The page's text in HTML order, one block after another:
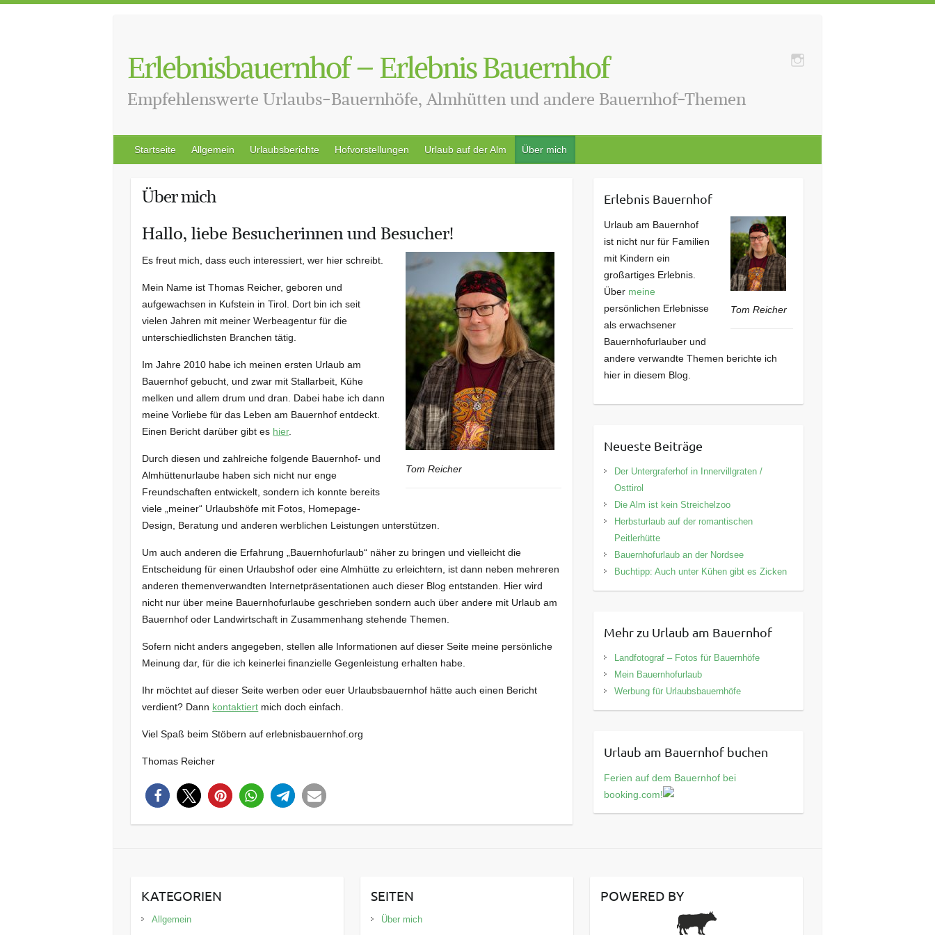
Erlebnisbauernhof – Erlebnis Bauernhof
Empfehlenswerte Urlaubs-Bauernhöfe, Almhütten und andere Bauernhof-Themen
Startseite Allgemein Urlaubsberichte Hofvorstellungen Urlaub auf der Alm Über mich
Über mich
Hallo, liebe Besucherinnen und Besucher!
Tom Reicher
Es freut mich, dass euch interessiert, wer hier schreibt.
Mein Name ist Thomas Reicher, geboren und
aufgewachsen in Kufstein in Tirol. Dort bin ich seit
vielen Jahren mit meiner Werbeagentur für die
unterschiedlichsten Branchen tätig.
Im Jahre 2010 habe ich meinen ersten Urlaub am
Bauernhof gebucht, und zwar mit Stallarbeit, Kühe
melken und allem drum und dran. Dabei habe ich dann
meine Vorliebe für das Leben am Bauernhof entdeckt.
Einen Bericht darüber gibt es hier.
Durch diesen und zahlreiche folgende Bauernhof- und
Almhüttenurlaube haben sich nicht nur enge
Freundschaften entwickelt, sondern ich konnte bereits
viele „meiner“ Urlaubshöfe mit Fotos, Homepage-
Design, Beratung und anderen werblichen Leistungen unterstützen.
Um auch anderen die Erfahrung „Bauernhofurlaub“ näher zu bringen und vielleicht die
Entscheidung für einen Urlaubshof oder eine Almhütte zu erleichtern, ist dann neben mehreren
anderen themenverwandten Internetpräsentationen auch dieser Blog entstanden. Hier wird
nicht nur über meine Bauernhofurlaube geschrieben sondern auch über andere mit Urlaub am
Bauernhof oder Landwirtschaft in Zusammenhang stehende Themen.
Sofern nicht anders angegeben, stellen alle Informationen auf dieser Seite meine persönliche
Meinung dar, für die ich keinerlei finanzielle Gegenleistung erhalten habe.
Ihr möchtet auf dieser Seite werben oder euer Urlaubsbauernhof hätte auch einen Bericht
verdient? Dann kontaktiert mich doch einfach.
Viel Spaß beim Stöbern auf erlebnisbauernhof.org
Thomas Reicher
Erlebnis Bauernhof
Tom Reicher
Urlaub am Bauernhof
ist nicht nur für Familien
mit Kindern ein
großartiges Erlebnis.
Über meine
persönlichen Erlebnisse
als erwachsener
Bauernhofurlauber und
andere verwandte Themen berichte ich
hier in diesem Blog.
Neueste Beiträge
Der Untergraferhof in Innervillgraten /
Osttirol
Die Alm ist kein Streichelzoo
Herbsturlaub auf der romantischen
Peitlerhütte
Bauernhofurlaub an der Nordsee
Buchtipp: Auch unter Kühen gibt es Zicken
Mehr zu Urlaub am Bauernhof
Landfotograf – Fotos für Bauernhöfe
Mein Bauernhofurlaub
Werbung für Urlaubsbauernhöfe
Urlaub am Bauernhof buchen
Ferien auf dem Bauernhof bei
booking.com!
KATEGORIEN
Allgemein
SEITEN
Über mich
POWERED BY